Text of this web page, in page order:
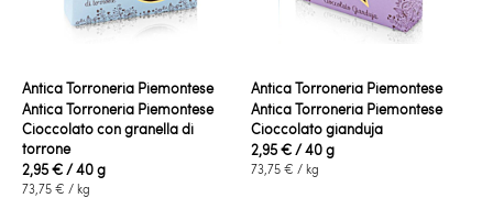
Antica Torroneria Piemontese
Antica Torroneria Piemontese
Cioccolato con granella di
torrone
2,95 €/ 40 g
73,75 € / kg
Antica Torroneria Piemontese
Antica Torroneria Piemontese
Cioccolato gianduja
2,95 €/ 40 g
73,75 € / kg